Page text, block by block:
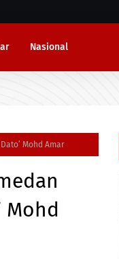
Nasional
Mohd Amar
Mohd